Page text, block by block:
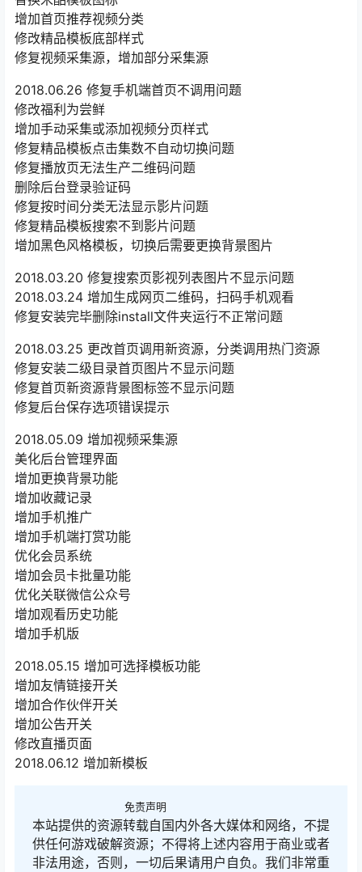
增加首页推荐视频分类
修改精品模板底部样式
修复视频采集源，增加部分采集源
2018.06.26 修复手机端首页不调用问题
修改福利为尝鲜
增加手动采集或添加视频分页样式
修复精品模板点击集数不自动切换问题
修复播放页无法生产二维码问题
删除后台登录验证码
修复按时间分类无法显示影片问题
修复精品模板搜索不到影片问题
增加黑色风格模板，切换后需要更换背景图片
2018.03.20 修复搜索页影视列表图片不显示问题
2018.03.24 增加生成网页二维码，扫码手机观看
修复安装完毕删除install文件夹运行不正常问题
2018.03.25 更改首页调用新资源，分类调用热门资源
修复安装二级目录首页图片不显示问题
修复首页新资源背景图标签不显示问题
修复后台保存选项错误提示
2018.05.09 增加视频采集源
美化后台管理界面
增加更换背景功能
增加收藏记录
增加手机推广
增加手机端打赏功能
优化会员系统
增加会员卡批量功能
优化关联微信公众号
增加观看历史功能
增加手机版
2018.05.15 增加可选择模板功能
增加友情链接开关
增加合作伙伴开关
增加公告开关
修改直播页面
2018.06.12 增加新模板
免责声明
本站提供的资源转载自国内外各大媒体和网络，不提
供任何游戏破解资源；不得将上述内容用于商业或者
非法用途，否则，一切后果请用户自负。我们非常重